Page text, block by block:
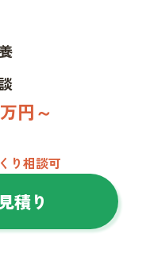
円～
り相談可
積り